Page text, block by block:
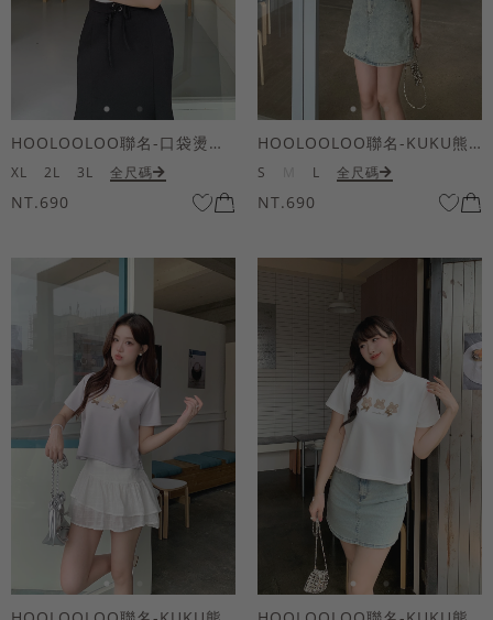
HOOLOOLOO聯名-口袋燙金KUKU熊短袖上衣
XL 2L 3L 全尺碼
NT.690
HOOLOOLOO聯名-KUKU熊蝴蝶結短袖上衣
S L 全尺碼
NT.690